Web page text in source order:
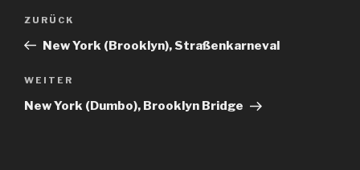
Beitragsnavigation
Vorheriger
Beitrag
ZURÜCK
New York (Brooklyn), Straßenkarneval
Nächster
Beitrag
WEITER
New York (Dumbo), Brooklyn Bridge